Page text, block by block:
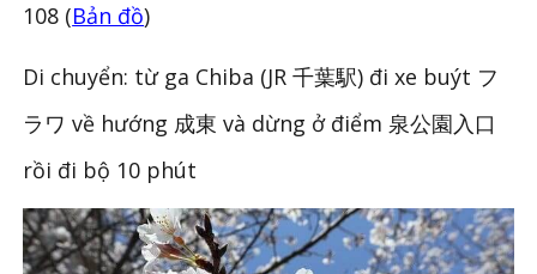
108 (Bản đồ)
Di chuyển: từ ga Chiba (JR 千葉駅) đi xe buýt フ
ラワ về hướng 成東 và dừng ở điểm 泉公園入口
rồi đi bộ 10 phút